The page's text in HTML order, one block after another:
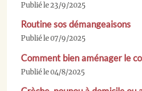
Publié le 23/9/2025
Routine sos démangeaisons
Publié le 07/9/2025
Comment bien aménager le
Publié le 04/8/2025